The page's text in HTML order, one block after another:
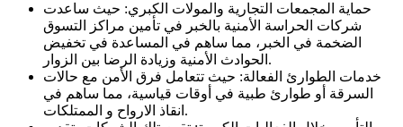
حماية المجمعات التجارية والمولات الكبري: حيث ساعدت
شركات الحراسة الأمنية بالخبر في تأمين مراكز التسوق
الضخمة في الخبر، مما ساهم في المساعدة في تخفيض
الحوادث الأمنية وزيادة الرضا بين الزوار.
خدمات الطوارئ الفعالة: حيث تتعامل فرق الأمن مع حالات
السرقة أو طوارئ طبية في أوقات قياسية، مما ساهم في
انقاذ الارواح و الممتلكات.